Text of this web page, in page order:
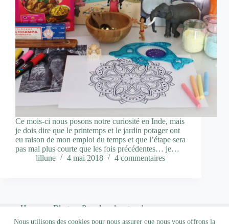
Nous utilisons des cookies pour nous assurer que nous vous offrons la
Ce mois-ci nous posons notre curiosité en Inde, mais
je dois dire que le printemps et le jardin potager ont
eu raison de mon emploi du temps et que l’étape sera
pas mal plus courte que les fois précédentes… je…
lillune
4 mai 2018 4 commentaires
Home Blog
Pour les plus grands…
Qui suis-je ?